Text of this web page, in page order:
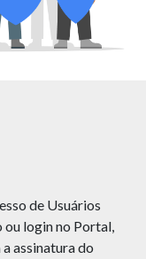
de Usuários
ou login no Portal,
assinatura do